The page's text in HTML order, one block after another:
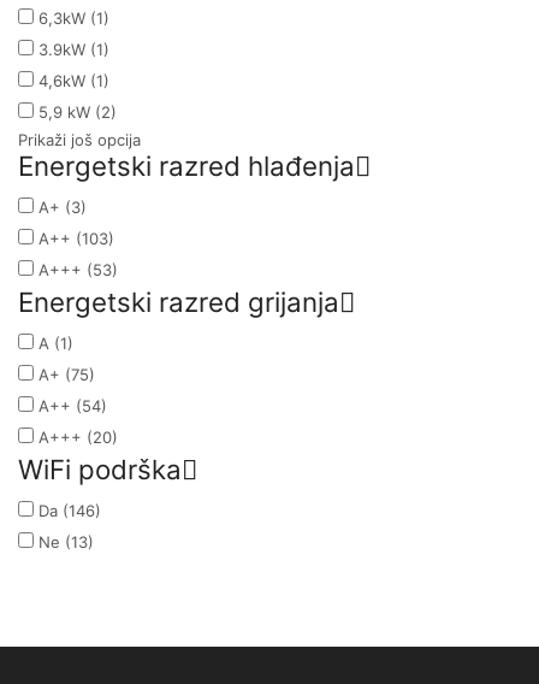
6,3kW (1)
3.9kW (1)
4,6kW (1)
5,9 kW (2)
Prikaži još opcija
Energetski razred hlađenja
A+ (3)
A++ (103)
A+++ (53)
Energetski razred grijanja
A (1)
A+ (75)
A++ (54)
A+++ (20)
WiFi podrška
Da (146)
Ne (13)